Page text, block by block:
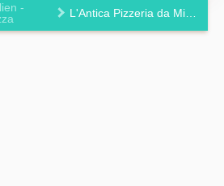
-
L'Antica Pizzeria da Michele